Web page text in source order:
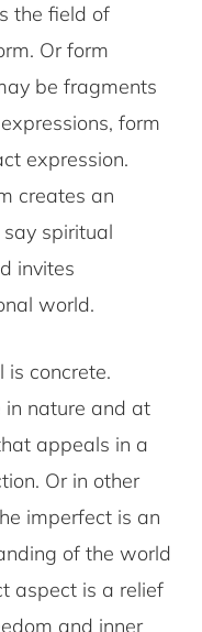
the field of
Or form
be fragments
form
expression.
creates an
spiritual
invites
world.
is concrete.
in nature and at
appeals in a
Or in other
imperfect is an
of the world
aspect is a relief
and inner